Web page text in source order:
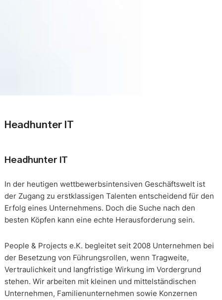
Headhunter IT
Headhunter IT
In der heutigen wettbewerbsintensiven Geschäftswelt ist
der Zugang zu erstklassigen Talenten entscheidend für den
Erfolg eines Unternehmens. Doch die Suche nach den
besten Köpfen kann eine echte Herausforderung sein.
People & Projects e.K. begleitet seit 2008 Unternehmen bei
der Besetzung von Führungsrollen, wenn Tragweite,
Vertraulichkeit und langfristige Wirkung im Vordergrund
stehen. Wir arbeiten mit kleinen und mittelständischen
Unternehmen, Familienunternehmen sowie Konzernen